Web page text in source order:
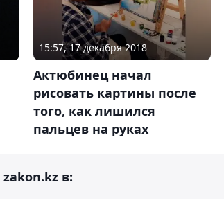
15:57, 17 декабря 2018
Актюбинец начал
рисовать картины после
того, как лишился
пальцев на руках
в: